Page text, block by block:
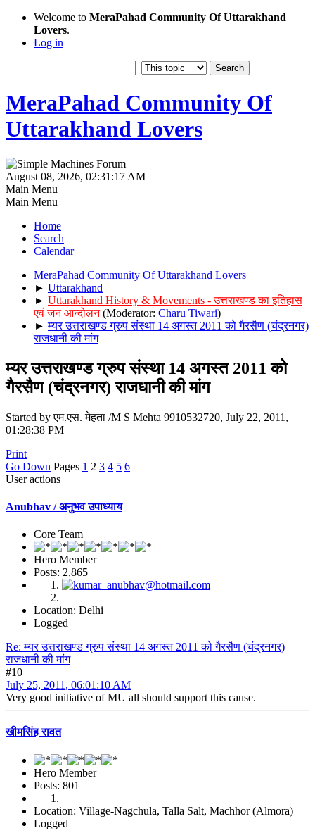
Welcome to MeraPahad Community Of Uttarakhand
Lovers.
Log in
MeraPahad Community Of
Uttarakhand Lovers
August 08, 2026, 02:31:17 AM
Main Menu
Main Menu
Home
Search
Calendar
MeraPahad Community Of Uttarakhand Lovers
► Uttarakhand
► Uttarakhand History & Movements - उत्तराखण्ड का इतिहास
एवं जन आन्दोलन (Moderator: Charu Tiwari)
►म्यर उत्तराखण्ड ग्रुप संस्था 14 अगस्त 2011 को गैरसैण (चंद्रनगर)
राजधानी की मांग
म्यर उत्तराखण्ड ग्रुप संस्था 14 अगस्त 2011 को
गैरसैण (चंद्रनगर) राजधानी की मांग
Started by एम.एस. मेहता /M S Mehta 9910532720, July 22, 2011,
01:28:38 PM
Print
Go Down Pages 1 2 3 4 5 6
User actions
Anubhav / अनुभव उपाध्याय
Core Team
Hero Member
Posts: 2,865
Location: Delhi
Logged
Re: म्यर उत्तराखण्ड ग्रुप संस्था 14 अगस्त 2011 को गैरसैण (चंद्रनगर)
राजधानी की मांग
#10
July 25, 2011, 06:01:10 AM
Very good initiative of MU all should support this cause.
खीमसिंह रावत
Hero Member
Posts: 801
Location: Village-Nagchula, Talla Salt, Machhor (Almora)
Logged